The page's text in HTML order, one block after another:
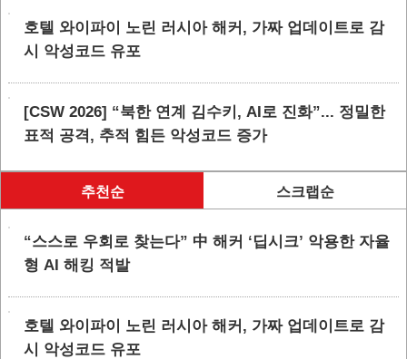
호텔 와이파이 노린 러시아 해커, 가짜 업데이트로 감
시 악성코드 유포
[CSW 2026] “북한 연계 김수키, AI로 진화”... 정밀한
표적 공격, 추적 힘든 악성코드 증가
추천순 스크랩순
“스스로 우회로 찾는다” 中 해커 ‘딥시크’ 악용한 자율
형 AI 해킹 적발
호텔 와이파이 노린 러시아 해커, 가짜 업데이트로 감
시 악성코드 유포